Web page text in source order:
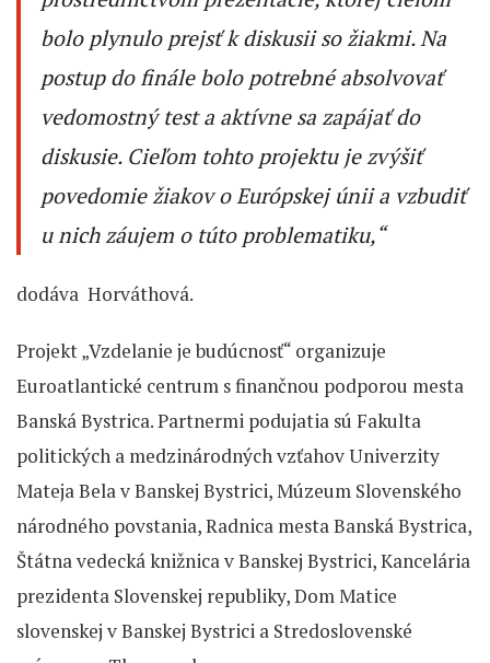
bolo plynulo prejsť k diskusii so žiakmi. Na
postup do finále bolo potrebné absolvovať
vedomostný test a aktívne sa zapájať do
diskusie. Cieľom tohto projektu je zvýšiť
povedomie žiakov o Európskej únii a vzbudiť
u nich záujem o túto problematiku,“
dodáva Horváthová.
Projekt „Vzdelanie je budúcnosť“ organizuje
Euroatlantické centrum s finančnou podporou mesta
Banská Bystrica. Partnermi podujatia sú Fakulta
politických a medzinárodných vzťahov Univerzity
Mateja Bela v Banskej Bystrici, Múzeum Slovenského
národného povstania, Radnica mesta Banská Bystrica,
Štátna vedecká knižnica v Banskej Bystrici, Kancelária
prezidenta Slovenskej republiky, Dom Matice
slovenskej v Banskej Bystrici a Stredoslovenské